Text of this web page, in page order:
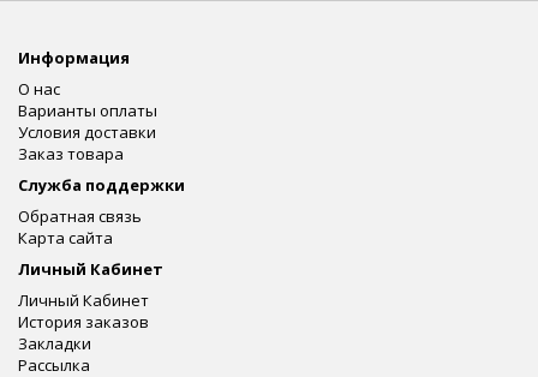
Информация
О нас
Варианты оплаты
Условия доставки
Заказ товара
Служба поддержки
Обратная связь
Карта сайта
Личный Кабинет
Личный Кабинет
История заказов
Закладки
Рассылка